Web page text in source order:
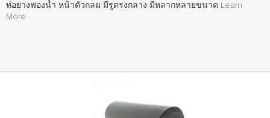
ท่อยางฟองน้ำ หน้าตัวกลม มีรูตรงกลาง มีหลากหลายขนาด Learn
More